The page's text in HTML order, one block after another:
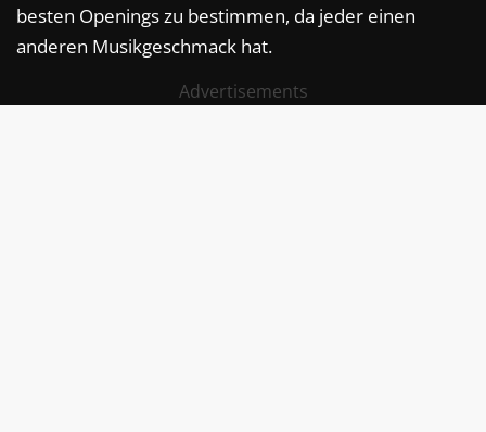
besten Openings zu bestimmen, da jeder einen
anderen Musikgeschmack hat.
Advertisements